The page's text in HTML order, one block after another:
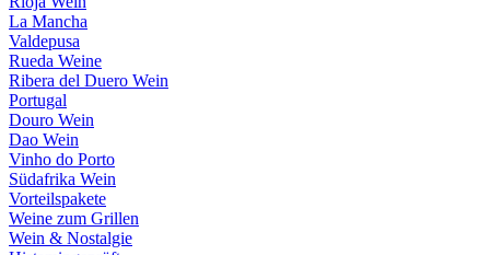
La Mancha
Valdepusa
Rueda Weine
Ribera del Duero Wein
Portugal
Douro Wein
Dao Wein
Vinho do Porto
Südafrika Wein
Vorteilspakete
Weine zum Grillen
Wein & Nostalgie